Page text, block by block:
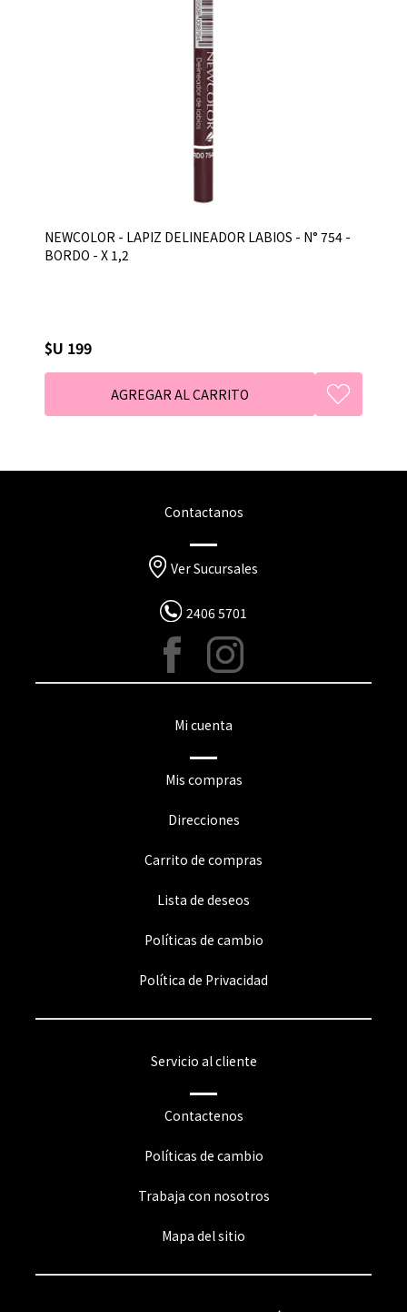
NEWCOLOR - LAPIZ DELINEADOR LABIOS - N° 754 -
BORDO - X 1,2
$U 199
Contactanos
Ver Sucursales
2406 5701
Mi cuenta
Mis compras
Direcciones
Carrito de compras
Lista de deseos
Políticas de cambio
Política de Privacidad
Servicio al cliente
Contactenos
Políticas de cambio
Trabaja con nosotros
Mapa del sitio